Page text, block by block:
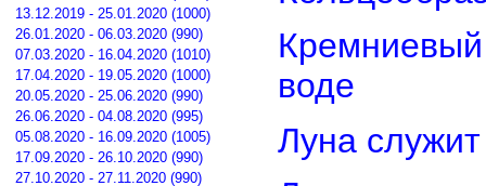
13.12.2019 - 25.01.2020 (1000)
26.01.2020 - 06.03.2020 (990)
07.03.2020 - 16.04.2020 (1010)
17.04.2020 - 19.05.2020 (1000)
20.05.2020 - 25.06.2020 (990)
26.06.2020 - 04.08.2020 (995)
05.08.2020 - 16.09.2020 (1005)
17.09.2020 - 26.10.2020 (990)
27.10.2020 - 27.11.2020 (990)
воде
Луна